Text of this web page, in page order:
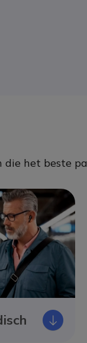
het beste
Icono